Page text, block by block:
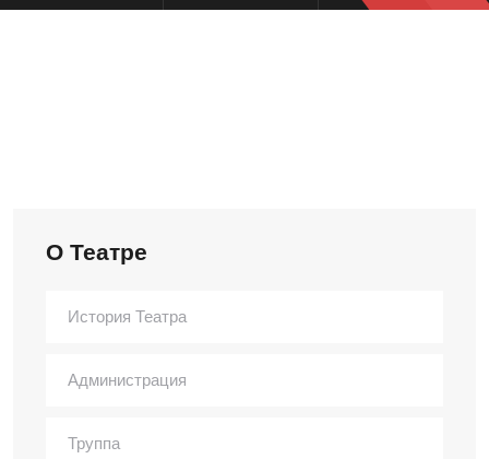
О Театре
История Театра
Администрация
Труппа